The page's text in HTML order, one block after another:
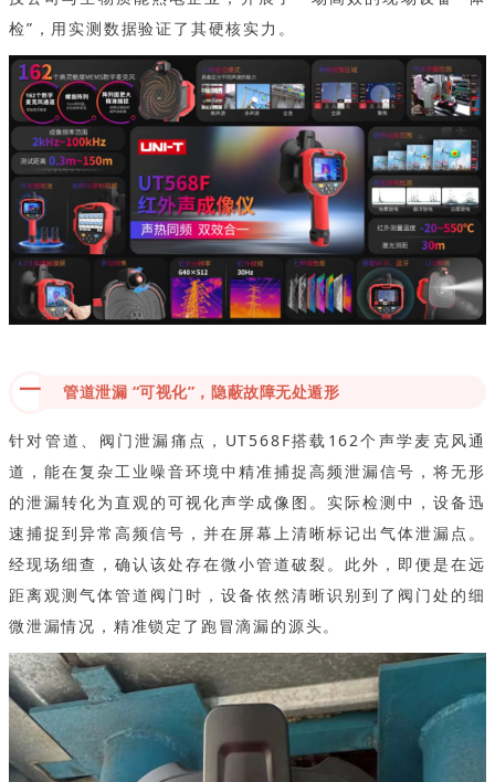
检”，用实测数据验证了其硬核实力。
一 管道泄漏 “可视化”，隐蔽故障无处遁形
针对管道、阀门泄漏痛点，UT568F搭载162个声学麦克风通
道，能在复杂工业噪音环境中精准捕捉高频泄漏信号，将无形
的泄漏转化为直观的可视化声学成像图。实际检测中，设备迅
速捕捉到异常高频信号，并在屏幕上清晰标记出气体泄漏点。
经现场细查，确认该处存在微小管道破裂。此外，即便是在远
距离观测气体管道阀门时，设备依然清晰识别到了阀门处的细
微泄漏情况，精准锁定了跑冒滴漏的源头。